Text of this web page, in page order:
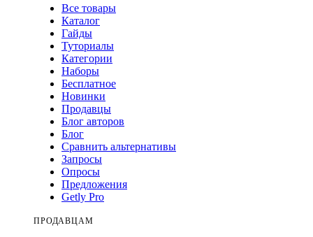
Все товары
Каталог
Гайды
Туториалы
Категории
Наборы
Бесплатное
Новинки
Продавцы
Блог авторов
Блог
Сравнить альтернативы
Запросы
Опросы
Предложения
Getly Pro
ПРОДАВЦАМ